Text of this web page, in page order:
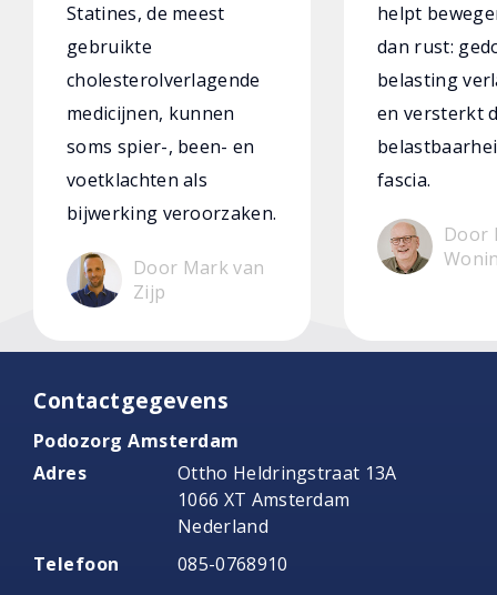
Statines, de meest
gebruikte
cholesterolverlagende
medicijnen, kunnen
soms spier-, been- en
voetklachten als
bijwerking veroorzaken.
Door Mark van
Zijp
helpt
dan rust:
belasting
en versterkt
fascia.
Door
Contactgegevens
Podozorg Amsterdam
Adres
Ottho Heldringstraat 13A
1066 XT Amsterdam
Nederland
Telefoon
085-0768910